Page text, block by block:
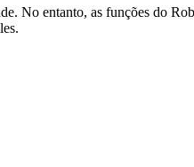
No entanto, as funções do